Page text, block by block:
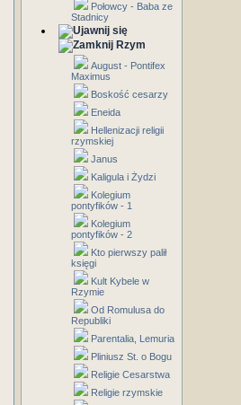
Połowcy - Baba ze
Stadnicy
Rzym
August - Pontifex
Maximus
Boskość cesarzy
Eneida
Hellenizacji religii
rzymskiej
Janus
Kaligula i Żydzi
Kolegium
pontyfików - 1
Kolegium
pontyfików - 2
Kto pierwszy palił
księgi
Kult Kybele w
Rzymie
Od Romulusa do
Republiki
Parentalia, Lemuria
Pliniusz St. o Bogu
Religie Cesarstwa
Religie rzymskie